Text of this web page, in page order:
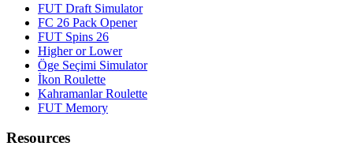
FUT Draft Simulator
FC 26 Pack Opener
FUT Spins 26
Higher or Lower
Öge Seçimi Simulator
İkon Roulette
Kahramanlar Roulette
FUT Memory
Resources